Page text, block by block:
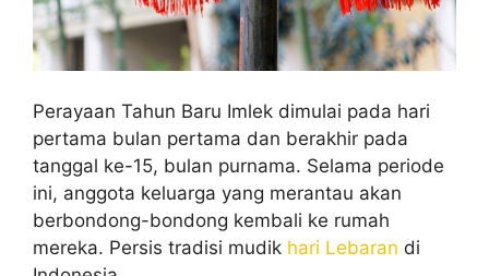
Perayaan Tahun Baru Imlek dimulai pada hari
pertama bulan pertama dan berakhir pada
tanggal ke-15, bulan purnama. Selama periode
ini, anggota keluarga yang merantau akan
berbondong-bondong kembali ke rumah
mereka. Persis tradisi mudik hari Lebaran di